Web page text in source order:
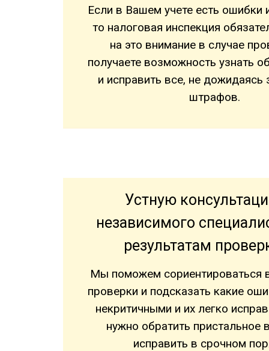
Устную
независимого
результатам
Мы поможем сориентироваться
проверки и подсказать какие
некритичными и их легко
нужно обратить пристальное
исправить в срочном
Если в Вашем учете есть ошибки
то налоговая инспекция
на это внимание в случае
получаете возможность узнать
и исправить все, не дожидаясь
штрафов.